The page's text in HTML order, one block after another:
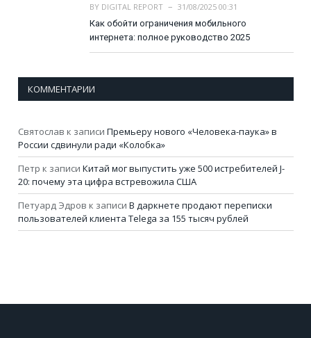
BY DIGITAL REPORT
31/08/2025 00:31
Как обойти ограничения мобильного
интернета: полное руководство 2025
КОММЕНТАРИИ
Святослав к записи Премьеру нового «Человека-паука» в
России сдвинули ради «Колобка»
Петр к записи Китай мог выпустить уже 500 истребителей J-
20: почему эта цифра встревожила США
Петуард Эдров к записи В даркнете продают переписки
пользователей клиента Telega за 155 тысяч рублей